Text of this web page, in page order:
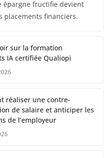
épargne fructifie devient
placements financiers.
sur la formation
IA certifiée Qualiopi
réaliser une contre-
de salaire et anticiper les
de l’employeur